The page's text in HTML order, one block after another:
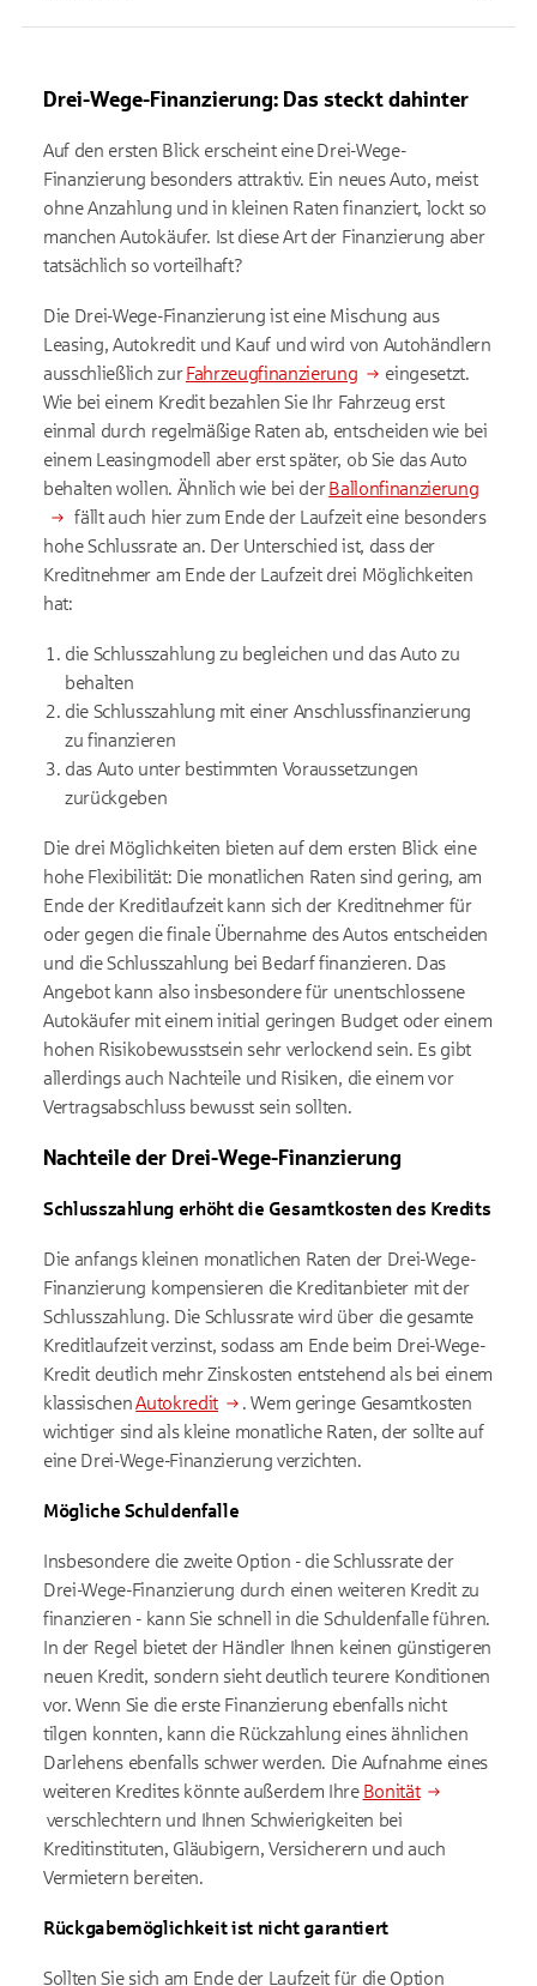
Drei-Wege-Finanzierung: Das steckt dahinter
Auf den ersten Blick erscheint eine Drei-Wege-
Finanzierung besonders attraktiv. Ein neues Auto, meist
ohne Anzahlung und in kleinen Raten finanziert, lockt so
manchen Autokäufer. Ist diese Art der Finanzierung aber
tatsächlich so vorteilhaft?
Die Drei-Wege-Finanzierung ist eine Mischung aus
Leasing, Autokredit und Kauf und wird von Autohändlern
ausschließlich zurFahrzeugfinanzierung
eingesetzt.
Wie bei einem Kredit bezahlen Sie Ihr Fahrzeug erst
einmal durch regelmäßige Raten ab, entscheiden wie bei
einem Leasingmodell aber erst später, ob Sie das Auto
behalten wollen. Ähnlich wie bei derBallonfinanzierung
fällt auch hier zum Ende der Laufzeit eine besonders
hohe Schlussrate an. Der Unterschied ist, dass der
Kreditnehmer am Ende der Laufzeit drei Möglichkeiten
hat:
die Schlusszahlung zu begleichen und das Auto zu
behalten
die Schlusszahlung mit einer Anschlussfinanzierung
zu finanzieren
das Auto unter bestimmten Voraussetzungen
zurückgeben
Die drei Möglichkeiten bieten auf dem ersten Blick eine
hohe Flexibilität: Die monatlichen Raten sind gering, am
Ende der Kreditlaufzeit kann sich der Kreditnehmer für
oder gegen die finale Übernahme des Autos entscheiden
und die Schlusszahlung bei Bedarf finanzieren. Das
Angebot kann also insbesondere für unentschlossene
Autokäufer mit einem initial geringen Budget oder einem
hohen Risikobewusstsein sehr verlockend sein. Es gibt
allerdings auch Nachteile und Risiken, die einem vor
Vertragsabschluss bewusst sein sollten.
Nachteile der Drei-Wege-Finanzierung
Schlusszahlung erhöht die Gesamtkosten des Kredits
Die anfangs kleinen monatlichen Raten der Drei-Wege-
Finanzierung kompensieren die Kreditanbieter mit der
Schlusszahlung. Die Schlussrate wird über die gesamte
Kreditlaufzeit verzinst, sodass am Ende beim Drei-Wege-
Kredit deutlich mehr Zinskosten entstehend als bei einem
klassischenAutokredit
. Wem geringe Gesamtkosten
wichtiger sind als kleine monatliche Raten, der sollte auf
eine Drei-Wege-Finanzierung verzichten.
Mögliche Schuldenfalle
Insbesondere die zweite Option - die Schlussrate der
Drei-Wege-Finanzierung durch einen weiteren Kredit zu
finanzieren - kann Sie schnell in die Schuldenfalle führen.
In der Regel bietet der Händler Ihnen keinen günstigeren
neuen Kredit, sondern sieht deutlich teurere Konditionen
vor. Wenn Sie die erste Finanzierung ebenfalls nicht
tilgen konnten, kann die Rückzahlung eines ähnlichen
Darlehens ebenfalls schwer werden. Die Aufnahme eines
weiteren Kredites könnte außerdem Ihre Bonität
verschlechtern und Ihnen Schwierigkeiten bei
Kreditinstituten, Gläubigern, Versicherern und auch
Vermietern bereiten.
Rückgabemöglichkeit ist nicht garantiert
Sollten Sie sich am Ende der Laufzeit für die Option